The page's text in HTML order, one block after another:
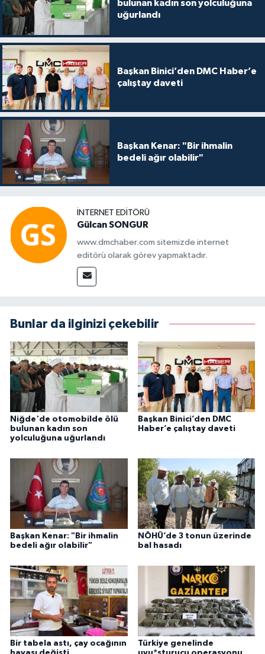
bulunan kadın son yolculuğuna
uğurlandı
Başkan Binici’den DMC Haber’e
çalıştay daveti
Başkan Kenar: "Bir ihmalin
bedeli ağır olabilir"
İNTERNET EDITÖRÜ
Gülcan SONGUR
www.dmchaber.com sitemizde internet
editörü olarak görev yapmaktadır.
Bunlar da ilginizi çekebilir
Niğde'de otomobilde ölü
bulunan kadın son
yolculuğuna uğurlandı
Başkan Binici’den DMC
Haber’e çalıştay daveti
Başkan Kenar: "Bir ihmalin
bedeli ağır olabilir"
NÖHÜ’de 3 tonun üzerinde
bal hasadı
Bir tabela astı, çay ocağının
Türkiye genelinde